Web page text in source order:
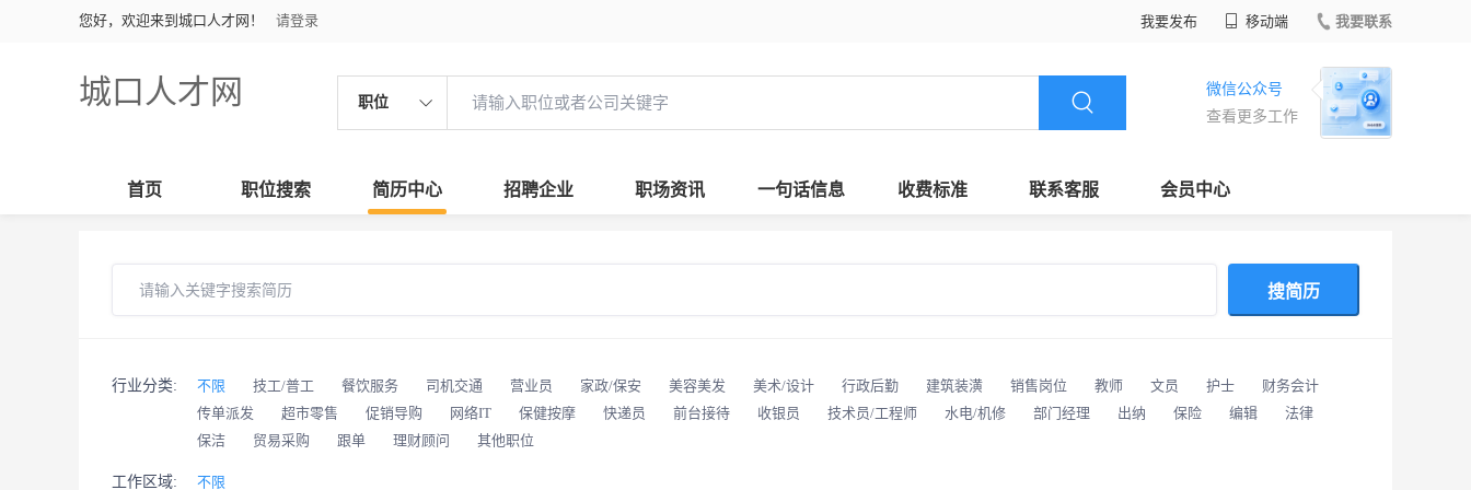
您好，欢迎来到城口人才网！ 请登录 我要发布 移动端 我要联系
城口人才网 职位
微信公众号
查看更多工作
首页 职位搜索 简历中心 招聘企业 职场资讯 一句话信息 收费标准 联系客服 会员中心
搜简历
行业分类: 不限 技工/普工 餐饮服务 司机交通 营业员 家政/保安 美容美发 美术/设计 行政后勤 建筑装潢 销售岗位 教师 文员 护士
财务会计
传单派发
超市零售 促销导购 网络IT 保健按摩 快递员 前台接待 收银员 技术员/工程师 水电/机修 部门经理 出纳 保险 编辑
法律
保洁
贸易采购 跟单 理财顾问 其他职位
工作区域: 不限